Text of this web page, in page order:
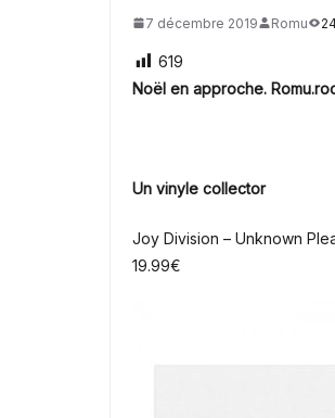
7 décembre 2019 Romu
619
Noël en approche.
Un vinyle collector
Joy Division – Unknown
19.99€